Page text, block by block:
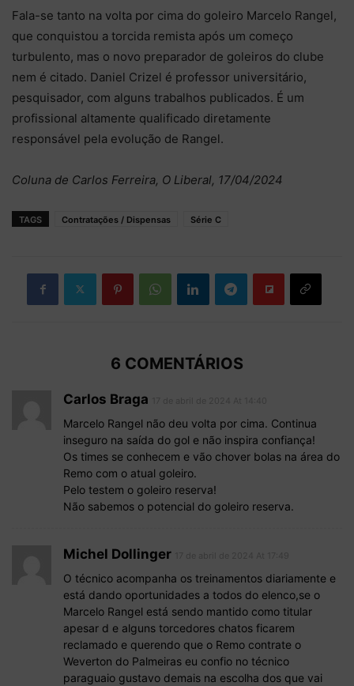
Fala-se tanto na volta por cima do goleiro Marcelo Rangel,
que conquistou a torcida remista após um começo
turbulento, mas o novo preparador de goleiros do clube
nem é citado. Daniel Crizel é professor universitário,
pesquisador, com alguns trabalhos publicados. É um
profissional altamente qualificado diretamente
responsável pela evolução de Rangel.
Coluna de Carlos Ferreira, O Liberal, 17/04/2024
TAGS Contratações / Dispensas Série C
6 COMENTÁRIOS
Carlos Braga
Marcelo Rangel não deu volta por cima. Continua
inseguro na saída do gol e não inspira confiança!
Os times se conhecem e vão chover bolas na área do
Remo com o atual goleiro.
Pelo testem o goleiro reserva!
Não sabemos o potencial do goleiro reserva.
Michel Dollinger
O técnico acompanha os treinamentos diariamente e
está dando oportunidades a todos do elenco,se o
Marcelo Rangel está sendo mantido como titular
apesar d e alguns torcedores chatos ficarem
reclamado e querendo que o Remo contrate o
Weverton do Palmeiras eu confio no técnico
paraguaio gustavo demais na escolha dos que vai